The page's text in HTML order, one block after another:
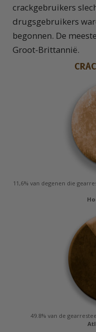
crackgebruikers
drugsgebruikers
begonnen. De
Groot-Brittannië.
11,6% van degenen die
49.8% van de